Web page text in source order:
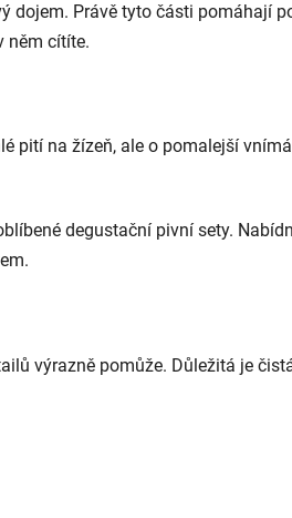
dojem. Právě tyto části pomáhají
něm cítíte.
pití na žízeň, ale o pomalejší
degustační pivní sety.
výrazně pomůže. Důležitá je